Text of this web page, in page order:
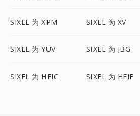
SIXEL 为 XPM SIXEL 为 XV
SIXEL 为 YUV SIXEL 为 JBG
SIXEL 为 HEIC SIXEL 为 HEIF